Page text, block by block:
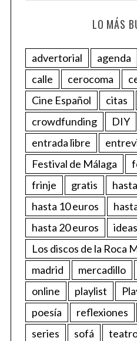
LO MÁS
advertorial agenda
calle
cerocoma
Cine Español
citas
crowdfunding
DIY
entrada libre
Festival de Málaga
frinje
gratis
hasta 10 euros
hasta 20 euros
ideas
Los discos de la Roca
madrid
mercadillo
online
playlist
poesía
reflexiones
series
sofá